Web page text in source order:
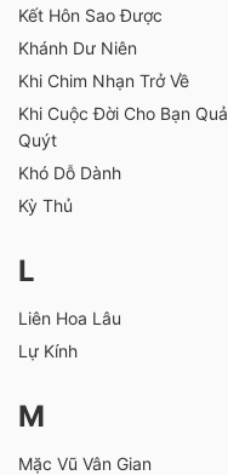
Kết Hôn Sao Được
Khánh Dư Niên
Khi Chim Nhạn Trở Về
Khi Cuộc Đời Cho Bạn Quả
Quýt
Khó Dỗ Dành
Kỳ Thủ
L
Liên Hoa Lâu
Lự Kính
M
Mặc Vũ Vân Gian